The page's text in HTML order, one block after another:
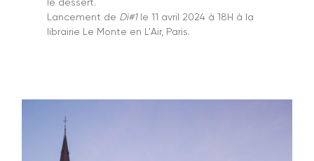
Lancement de Di#1le 11 avril 2024 à 18H à la
librairie Le Monte en L'Air, Paris.